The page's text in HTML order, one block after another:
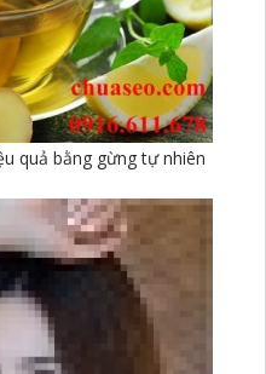
quả bằng gừng tự nhiên